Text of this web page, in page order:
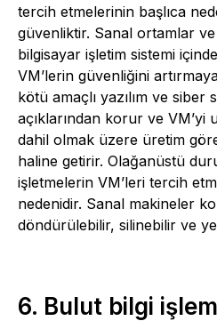
tercih etmelerinin başlıca
güvenliktir. Sanal ortamlar
bilgisayar işletim sistemi
VM’lerin güvenliğini
kötü amaçlı yazılım ve siber
açıklarından korur ve VM’yi
dahil olmak üzere üretim
haline getirir. Olağanüstü
işletmelerin VM’leri tercih
nedenidir. Sanal makineler
döndürülebilir, silinebilir ve
6. Bulut bilgi işlem